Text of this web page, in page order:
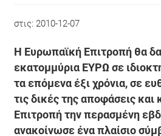
στις: 2010-12-07
Η Ευρωπαϊκή Επιτροπή θα
εκατομμύρια ΕΥΡΩ σε
τα επόμενα έξι χρόνια, σε
τις δικές της αποφάσεις και
Επιτροπή την περασμένη
ανακοίνωσε ένα πλαίσιο